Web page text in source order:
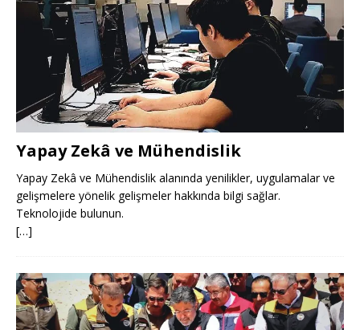
Yapay Zekâ ve Mühendislik
Yapay Zekâ ve Mühendislik alanında yenilikler, uygulamalar ve
gelişmelere yönelik gelişmeler hakkında bilgi sağlar.
Teknolojide bulunun.
[…]